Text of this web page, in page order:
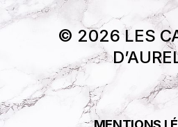
© 2026 LES